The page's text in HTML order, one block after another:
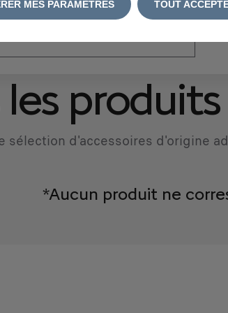
les produits
sélection d'accessoires d'origine
*Aucun produit ne
MES PARAMÈTRES TOUT